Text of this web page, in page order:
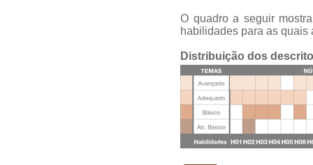
O quadro a seguir
habilidades para as
Distribuição dos